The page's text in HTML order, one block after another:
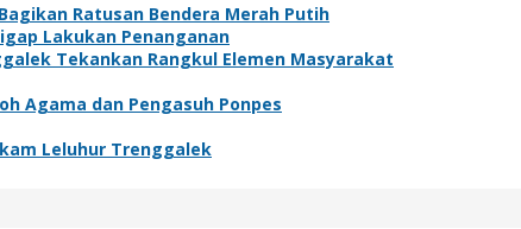
Ratusan Bendera Merah Putih
Lakukan Penanganan
Tekankan Rangkul Elemen Masyarakat
Agama dan Pengasuh Ponpes
Leluhur Trenggalek